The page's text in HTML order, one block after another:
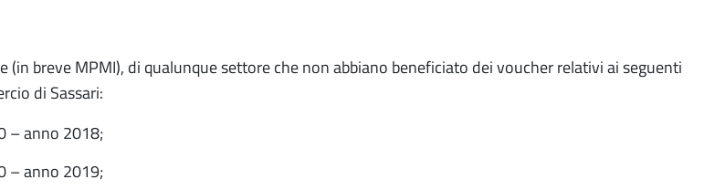
(in breve MPMI), di qualunque settore che non abbiano beneficiato dei voucher relativi ai seguenti
di Sassari:
– anno 2018;
– anno 2019;